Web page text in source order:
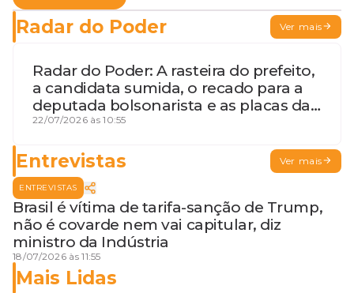
Radar do Poder Ver mais
Radar do Poder: A rasteira do prefeito,
a candidata sumida, o recado para a
deputada bolsonarista e as placas da
discórdia
22/07/2026 às 10:55
Entrevistas Ver mais
ENTREVISTAS
Brasil é vítima de tarifa-sanção de Trump,
não é covarde nem vai capitular, diz
ministro da Indústria
18/07/2026 às 11:55
Mais Lidas